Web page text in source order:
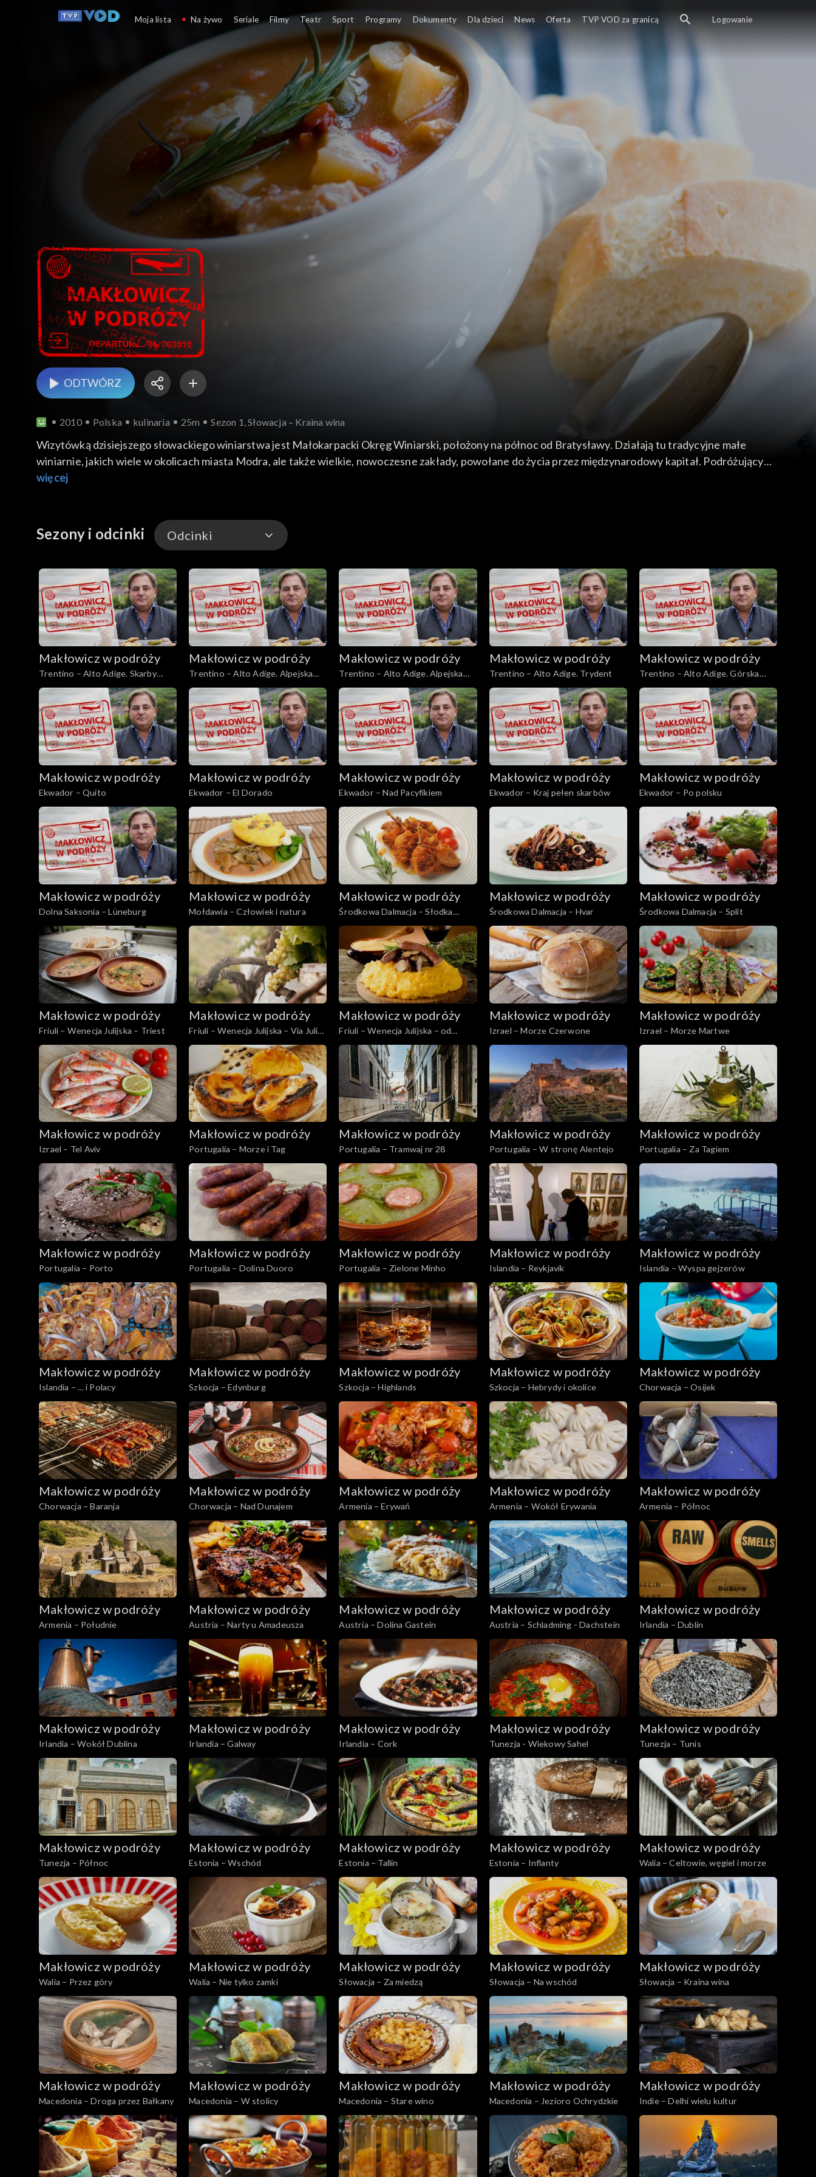
ODTWÓRZ
2010 Polska kulinaria 25m Sezon 1, Słowacja – Kraina wina
Wizytówką dzisiejszego słowackiego winiarstwa jest Małokarpacki Okręg Winiarski, położony na północ od Bratysławy. Działają tu tradycyjne małe
winiarnie, jakich wiele w okolicach miasta Modra, ale także wielkie, nowoczesne zakłady, powołane do życia przez międzynarodowy kapitał. Podróżujący
smakosz z Polski zwiedza taką winiarnię, degustuje miejscowe wino i zagląda do firmowej kuchni, której szef specjalnie dla niego przyrządza kilka swoich
więcej
Sezony i odcinki Odcinki
Odcinki
Makłowicz w podróży
Trentino – Alto Adige. Skarby
południowego Tyrolu
Makłowicz w podróży
Trentino – Alto Adige. Alpejska
góra Adyga
Makłowicz w podróży
Trentino – Alto Adige. Alpejska
kraina Ladynów
Makłowicz w podróży
Trentino – Alto Adige. Trydent
Makłowicz w podróży
Trentino – Alto Adige. Górska
Garda
Makłowicz w podróży
Ekwador – Quito
Makłowicz w podróży
Ekwador – El Dorado
Makłowicz w podróży
Ekwador – Nad Pacyfikiem
Makłowicz w podróży
Ekwador – Kraj pełen skarbów
Makłowicz w podróży
Ekwador – Po polsku
Makłowicz w podróży
Dolna Saksonia – Lüneburg
Makłowicz w podróży
Mołdawia – Człowiek i natura
Makłowicz w podróży
Środkowa Dalmacja – Słodka
Cetina
Makłowicz w podróży
Środkowa Dalmacja – Hvar
Makłowicz w podróży
Środkowa Dalmacja – Split
Makłowicz w podróży
Friuli – Wenecja Julijska – Triest
Makłowicz w podróży
Friuli – Wenecja Julijska – Via Julia
Augusta
Makłowicz w podróży
Friuli – Wenecja Julijska – od
podszewki
Makłowicz w podróży
Izrael – Morze Czerwone
Makłowicz w podróży
Izrael – Morze Martwe
Makłowicz w podróży
Izrael – Tel Aviv
Makłowicz w podróży
Portugalia – Morze i Tag
Makłowicz w podróży
Portugalia – Tramwaj nr 28
Makłowicz w podróży
Portugalia – W stronę Alentejo
Makłowicz w podróży
Portugalia – Za Tagiem
Makłowicz w podróży
Portugalia – Porto
Makłowicz w podróży
Portugalia – Dolina Duoro
Makłowicz w podróży
Portugalia – Zielone Minho
Makłowicz w podróży
Islandia – Reykjavik
Makłowicz w podróży
Islandia – Wyspa gejzerów
Makłowicz w podróży
Islandia – ... i Polacy
Makłowicz w podróży
Szkocja – Edynburg
Makłowicz w podróży
Szkocja – Highlands
Makłowicz w podróży
Szkocja – Hebrydy i okolice
Makłowicz w podróży
Chorwacja – Osijek
Makłowicz w podróży
Chorwacja – Baranja
Makłowicz w podróży
Chorwacja – Nad Dunajem
Makłowicz w podróży
Armenia – Erywań
Makłowicz w podróży
Armenia – Wokół Erywania
Makłowicz w podróży
Armenia – Północ
Makłowicz w podróży
Armenia – Południe
Makłowicz w podróży
Austria – Narty u Amadeusza
Makłowicz w podróży
Austria – Dolina Gastein
Makłowicz w podróży
Austria – Schladming - Dachstein
Makłowicz w podróży
Irlandia – Dublin
Makłowicz w podróży
Irlandia – Wokół Dublina
Makłowicz w podróży
Irlandia – Galway
Makłowicz w podróży
Irlandia – Cork
Makłowicz w podróży
Tunezja - Wiekowy Sahel
Makłowicz w podróży
Tunezja – Tunis
Makłowicz w podróży
Tunezja – Północ
Makłowicz w podróży
Estonia – Wschód
Makłowicz w podróży
Estonia – Tallin
Makłowicz w podróży
Estonia – Inflanty
Makłowicz w podróży
Walia – Celtowie, węgiel i morze
Makłowicz w podróży
Walia – Przez góry
Makłowicz w podróży
Walia – Nie tylko zamki
Makłowicz w podróży
Słowacja – Za miedzą
Makłowicz w podróży
Słowacja – Na wschód
Makłowicz w podróży
Słowacja – Kraina wina
Makłowicz w podróży
Macedonia – Droga przez Bałkany
Makłowicz w podróży
Macedonia – W stolicy
Makłowicz w podróży
Macedonia – Stare wino
Makłowicz w podróży
Macedonia – Jezioro Ochrydzkie
Makłowicz w podróży
Indie – Delhi wielu kultur
Moja lista Na żywo Seriale Filmy Teatr Sport Programy Dokumenty Dla dzieci News Oferta TVP VOD za granicą Logowanie